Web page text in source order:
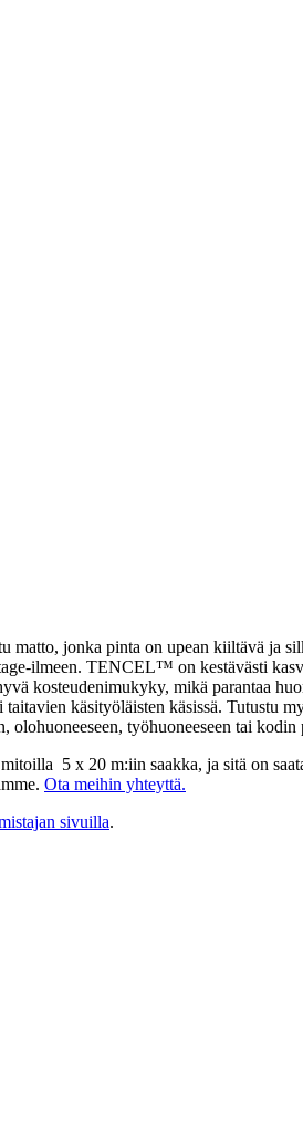
jonka pinta on upean kiiltävä ja
ilmeen. TENCEL™ on kestävästi
kosteudenimukyky, mikä parantaa
käsityöläisten käsissä. Tutustu
olohuoneeseen, työhuoneeseen tai
5 x 20 m:iin saakka, ja sitä on
Ota meihin yhteyttä.
sivuilla.